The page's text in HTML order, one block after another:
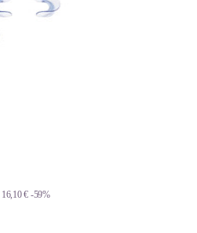
16,10 € -59%